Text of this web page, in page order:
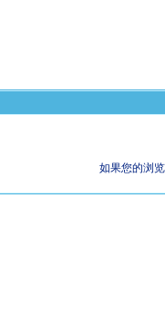
如果您的浏